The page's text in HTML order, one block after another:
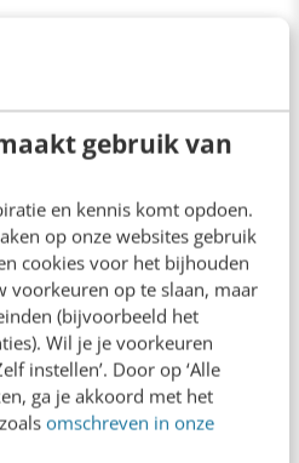
gebruik van
en kennis komt opdoen.
op onze websites gebruik
cookies voor het bijhouden
voorkeuren op te slaan, maar
(bijvoorbeeld het
Wil je je voorkeuren
instellen’. Door op ‘Alle
ga je akkoord met het
omschreven in onze